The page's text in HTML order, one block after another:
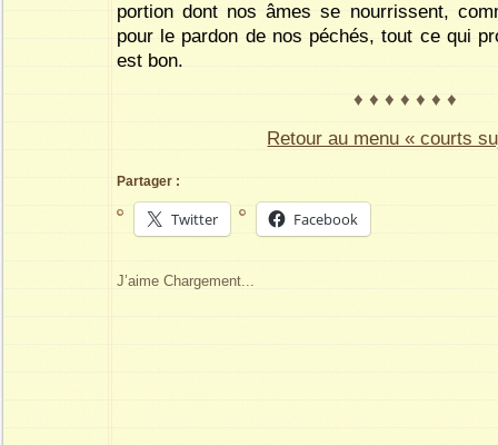
portion dont nos âmes se nourrissent,
pour le pardon de nos péchés, tout ce qui
est bon.
♦ ♦ ♦ ♦ ♦ ♦ ♦
Retour au menu « courts
Partager :
Twitter Facebook
J’aime Chargement...